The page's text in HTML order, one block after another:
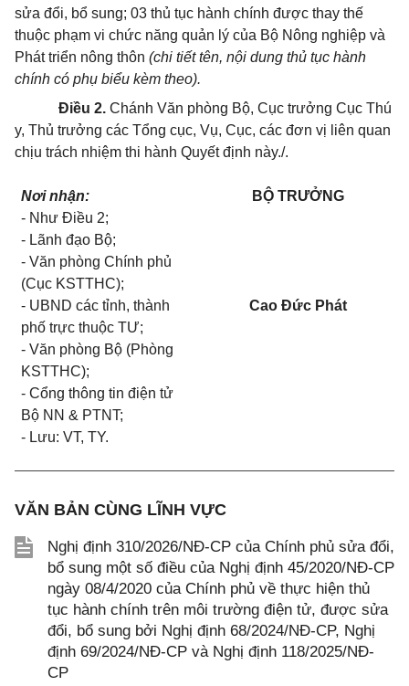
sửa đổi, bổ sung; 03 thủ tục hành chính được thay thế
thuộc phạm vi chức năng quản lý của Bộ Nông nghiệp và
Phát triển nông thôn (chi tiết tên, nội dung thủ tục hành
chính có phụ biểu kèm theo).
Điều 2. Chánh Văn phòng Bộ, Cục trưởng Cục Thú
y, Thủ trưởng các Tổng cục, Vụ, Cục, các đơn vị liên quan
chịu trách nhiệm thi hành Quyết định này./.
Nơi nhận:
- Như Điều 2;
- Lãnh đạo Bộ;
- Văn phòng Chính phủ
(Cục KSTTHC);
- UBND các tỉnh, thành
phố trực thuộc TƯ;
- Văn phòng Bộ (Phòng
KSTTHC);
- Cổng thông tin điện tử
Bộ NN & PTNT;
- Lưu: VT, TY.
BỘ TRƯỞNG
Cao Đức Phát
VĂN BẢN CÙNG LĨNH VỰC
Nghị định 310/2026/NĐ-CP của Chính phủ sửa đổi,
bổ sung một số điều của Nghị định 45/2020/NĐ-CP
ngày 08/4/2020 của Chính phủ về thực hiện thủ
tục hành chính trên môi trường điện tử, được sửa
đổi, bổ sung bởi Nghị định 68/2024/NĐ-CP, Nghị
định 69/2024/NĐ-CP và Nghị định 118/2025/NĐ-
CP